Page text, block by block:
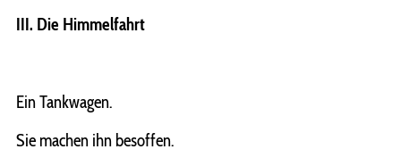
III. Die Himmelfahrt
Ein Tankwagen.
Sie machen ihn besoffen.